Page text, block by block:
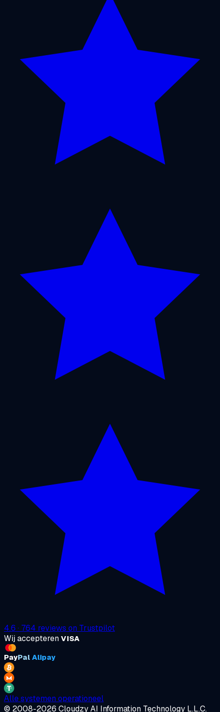
4.6 · 764 reviews on Trustpilot
Wij accepteren VISA
PayPal Alipay
Alle systemen operationeel
© 2008-2026 Cloudzy AI Information Technology L.L.C.